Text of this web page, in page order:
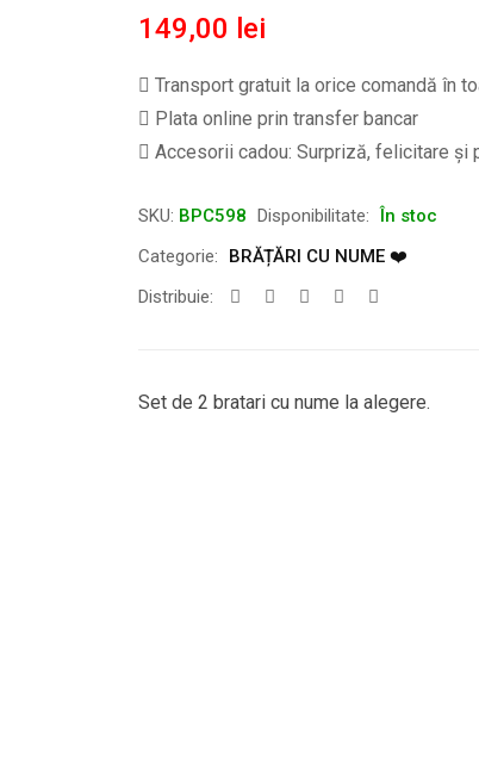
149,00 lei
Transport gratuit la orice comandă în
Plata online prin transfer bancar
Accesorii cadou: Surpriză, felicitare și
SKU: BPC598 Disponibilitate: În stoc
Categorie:
BRĂȚĂRI CU NUME ❤️
Distribuie:
Set de 2 bratari cu nume la alegere.